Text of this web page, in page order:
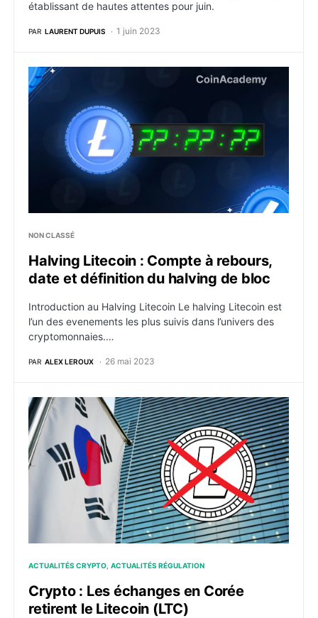
établissant de hautes attentes pour juin.
PAR LAURENT DUPUIS 1 juin 2023
Halving Litecoin : Compte à rebours, date et
NON CLASSÉ
Halving Litecoin : Compte à rebours,
date et définition du halving de bloc
Introduction au Halving Litecoin Le halving Litecoin est
l’un des evenements les plus suivis dans l’univers des
cryptomonnaies.…
PAR ALEX LEROUX 26 mai 2023
Crypto : Les échanges en Corée retirent le Litecoin
ACTUALITÉS CRYPTO ACTUALITÉS RÉGULATION
Crypto : Les échanges en Corée
retirent le Litecoin (LTC)